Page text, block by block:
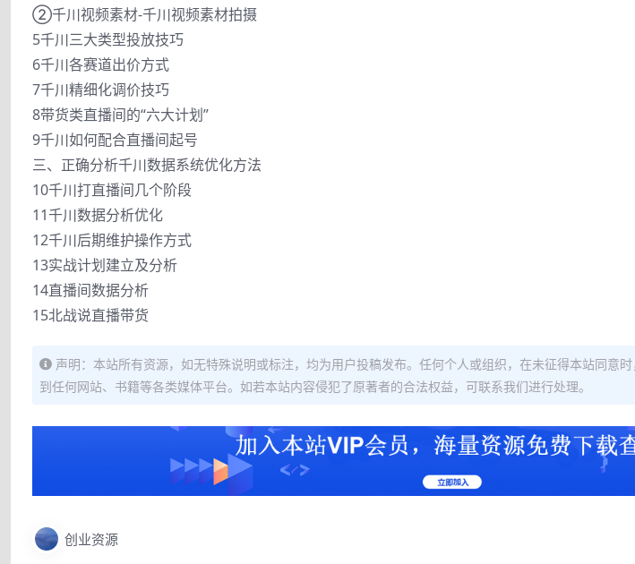
②千川视频素材-千川视频素材拍摄
5千川三大类型投放技巧
6千川各赛道出价方式
7千川精细化调价技巧
8带货类直播间的“六大计划”
9千川如何配合直播间起号
三、正确分析千川数据系统优化方法
10千川打直播间几个阶段
11千川数据分析优化
12千川后期维护操作方式
13实战计划建立及分析
14直播间数据分析
15北战说直播带货
声明：本站所有资源，如无特殊说明或标注，均为用户投稿发布。任何个人或组织，在未征得本站同意
到任何网站、书籍等各类媒体平台。如若本站内容侵犯了原著者的合法权益，可联系我们进行处理。
创业资源